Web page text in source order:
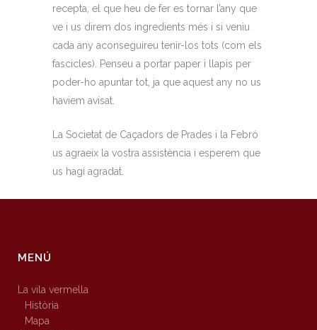
recepta, el que heu de fer es tornar l’any que
ve i us direm dos ingredients més i si veniu
cada any aconseguireu tenir-los tots (com els
fascicles). Penseu a portar paper i llapis per
poder-ho apuntar tot, ja que aquest any no us
haviem avisat.
La Societat de Caçadors de Prades i la Febró
us agraeix la vostra assistència i esperem que
us hagi agradat.
MENÚ
La vila vermella
Història
Mapa